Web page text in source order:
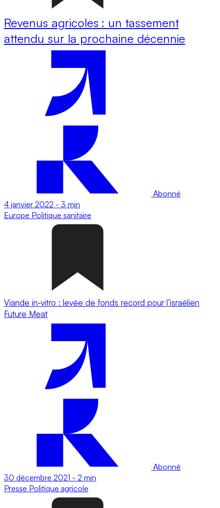
Revenus agricoles : un tassement
attendu sur la prochaine décennie
Abonné
4 janvier 2022 - 3 min
Europe Politique sanitaire
Viande in-vitro : levée de fonds record pour l’israélien
Future Meat
Abonné
30 décembre 2021 - 2 min
Presse Politique agricole